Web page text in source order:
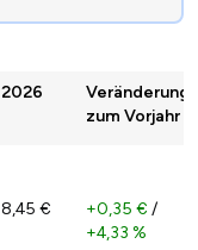
2026
Veränderung
zum Vorjahr
8,45 € +0,35 € /
+4,33 %